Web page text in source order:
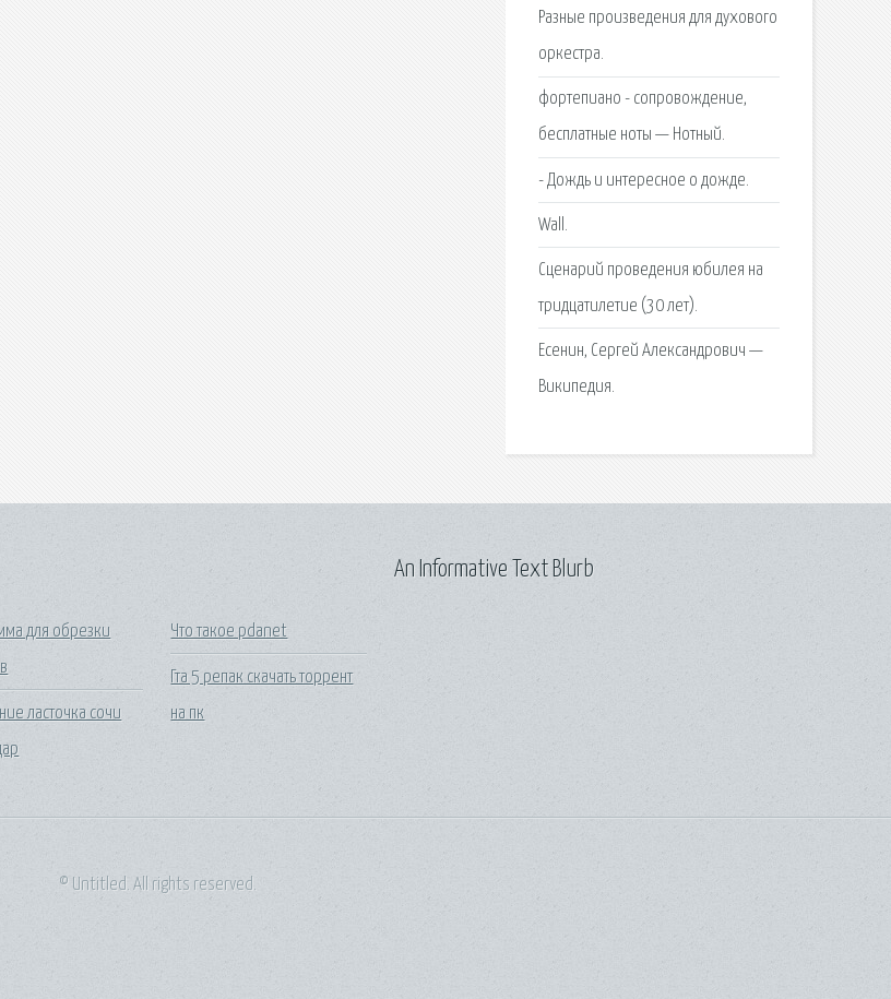
Разные произведения для духового
оркестра.
фортепиано - сопровождение,
бесплатные ноты — Нотный.
- Дождь и интересное о дожде.
Wall.
Сценарий проведения юбилея на
тридцатилетие (30 лет).
Есенин, Сергей Александрович —
Википедия.
для обрезки
ласточка сочи
Что такое pdanet
Гта 5 репак скачать торрент
на пк
An Informative Text Blurb
© Untitled. All rights reserved.